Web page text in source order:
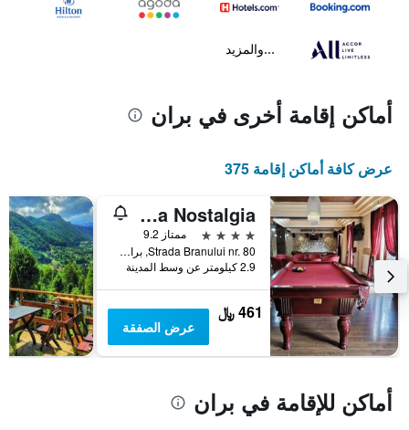
...والمزيد
أماكن إقامة أخرى في بران
عرض كافة أماكن إقامة 375
Pensiunea Casa Nostalgia
4 نجوم
ممتاز 9.2
Strada Branului nr. 80, بران, رومانيا
2.9 كيلومتر عن وسط المدينة
461 ﷼
عرض الصفقة
أماكن للإقامة في بران